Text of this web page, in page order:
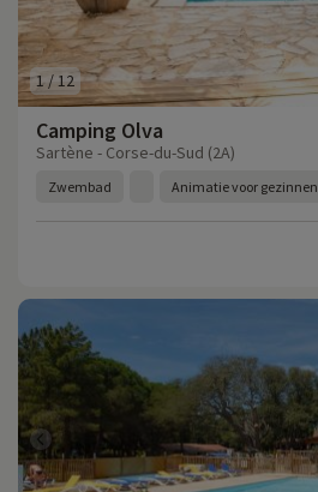
1/12
Camping Olva
Sartène - Corse-du-Sud (2A)
Zwembad Animatie voor gezinnen